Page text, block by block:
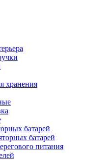
хранения
батарей
батарей
питания